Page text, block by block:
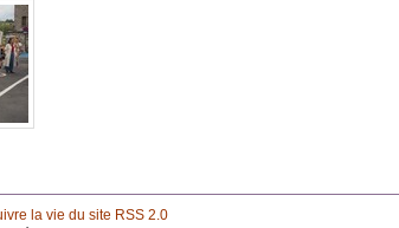
RSS 2.0